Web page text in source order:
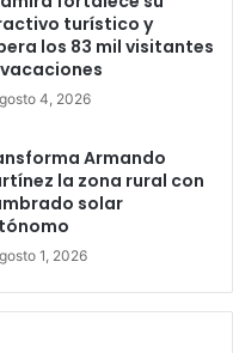
turístico y
los 83 mil visitantes
4, 2026
Armando
la zona rural con
solar
1, 2026